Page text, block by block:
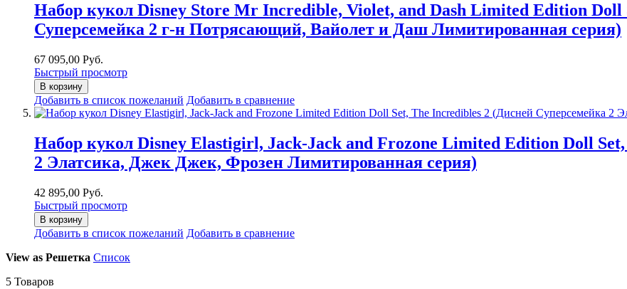
Набор кукол Disney Store Mr Incredible, Violet, and Dash Limited Edition Doll
Суперсемейка 2 г-н Потрясающий, Вайолет и Даш Лимитированная серия)
67 095,00 Руб.
Быстрый просмотр
В корзину
Добавить в список пожеланий Добавить в сравнение
Набор кукол Disney Elastigirl, Jack-Jack and Frozone Limited Edition Doll
2 Элатсика, Джек Джек, Фрозен Лимитированная серия)
42 895,00 Руб.
Быстрый просмотр
В корзину
Добавить в список пожеланий Добавить в сравнение
View as Решетка Список
5 Товаров